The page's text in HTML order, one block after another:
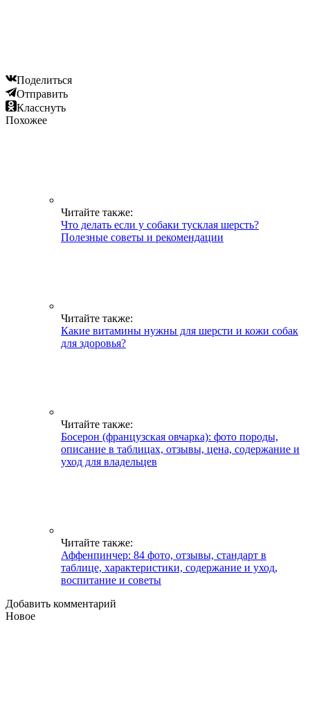
Поделиться
Отправить
Класснуть
Похожее
Читайте также:
Что делать если у собаки тусклая шерсть?
Полезные советы и рекомендации
Читайте также:
Какие витамины нужны для шерсти и кожи собак
для здоровья?
Читайте также:
Босерон (французская овчарка): фото породы,
описание в таблицах, отзывы, цена, содержание и
уход для владельцев
Читайте также:
Аффенпинчер: 84 фото, отзывы, стандарт в
таблице, характеристики, содержание и уход,
воспитание и советы
Добавить комментарий
Новое